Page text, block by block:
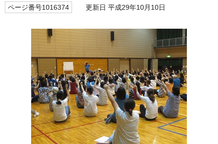
ページ番号1016374 更新日 平成29年10月10日